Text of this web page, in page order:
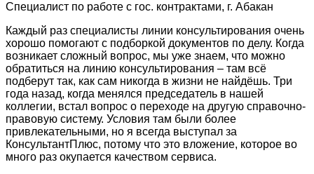
Специалист по работе с гос. контрактами, г. Абакан
Каждый раз специалисты линии консультирования очень
хорошо помогают с подборкой документов по делу. Когда
возникает сложный вопрос, мы уже знаем, что можно
обратиться на линию консультирования – там всё
подберут так, как сам никогда в жизни не найдёшь. Три
года назад, когда менялся председатель в нашей
коллегии, встал вопрос о переходе на другую справочно-
правовую систему. Условия там были более
привлекательными, но я всегда выступал за
КонсультантПлюс, потому что это вложение, которое во
много раз окупается качеством сервиса.